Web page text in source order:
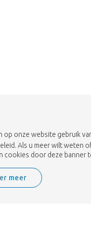
op onze website gebruik
Als u meer wilt weten
cookies door deze
meer